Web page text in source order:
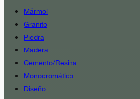
Mármol
Granito
Piedra
Madera
Cemento/Resina
Monocromático
Diseño